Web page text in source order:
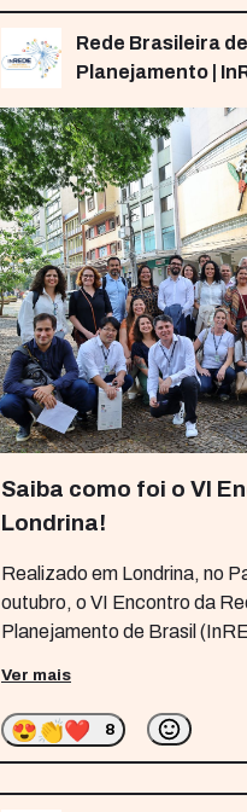
Rede Brasileira
Planejamento |
Saiba como foi o VI
Londrina!
Realizado em Londrina, no
outubro, o VI Encontro da
Planejamento de Brasil
nício da primeira etapa
Ver mais
😍👏❤️ 8